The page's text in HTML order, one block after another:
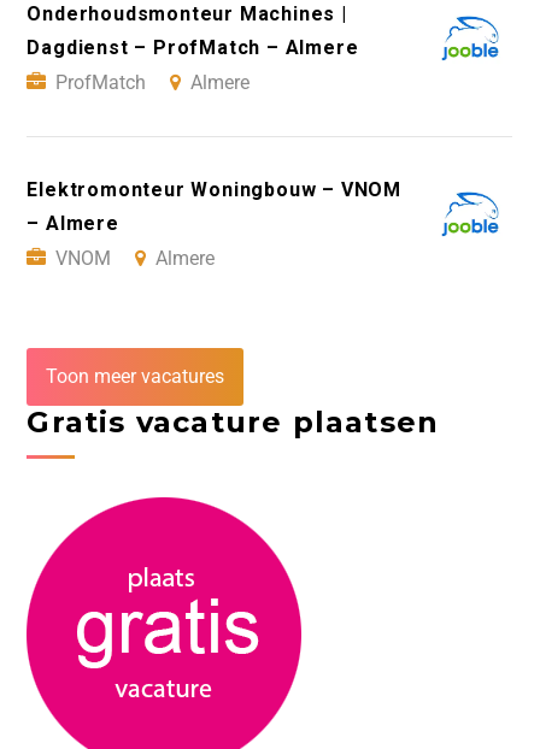
Onderhoudsmonteur Machines |
Dagdienst – ProfMatch – Almere
ProfMatch
Almere
Elektromonteur Woningbouw – VNOM
– Almere
VNOM
Almere
Toon meer vacatures
Gratis vacature plaatsen